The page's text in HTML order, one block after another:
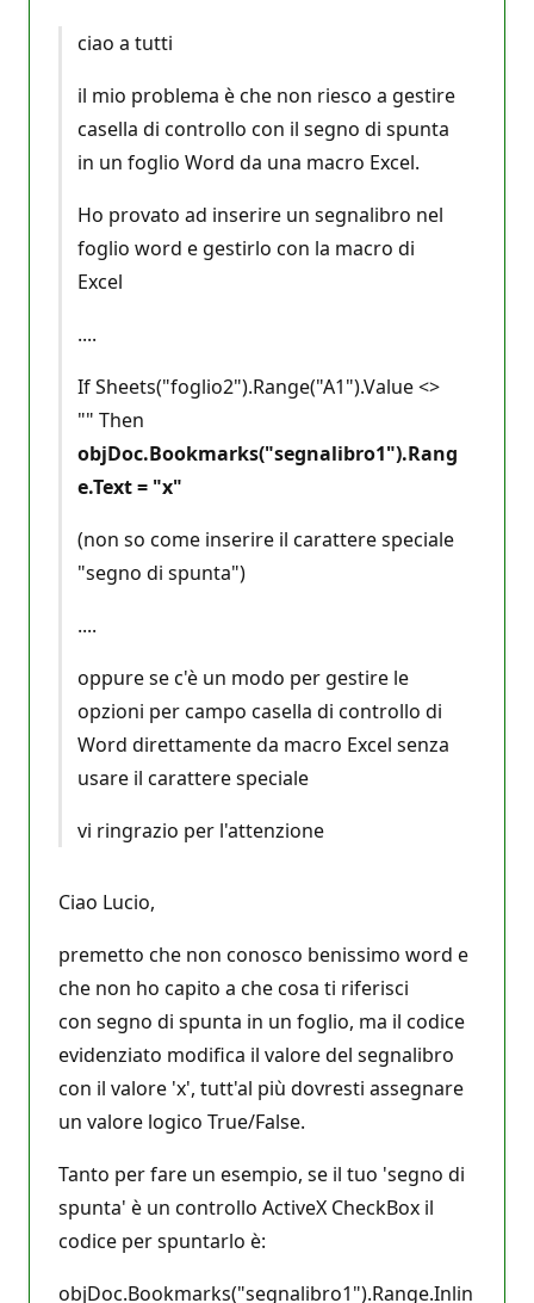
ciao a tutti
il mio problema è che non riesco a gestire
casella di controllo con il segno di spunta
in un foglio Word da una macro Excel.
Ho provato ad inserire un segnalibro nel
foglio word e gestirlo con la macro di
Excel
....
If Sheets("foglio2").Range("A1").Value <>
"" Then
objDoc.Bookmarks("segnalibro1").Rang
e.Text = "x"
(non so come inserire il carattere speciale
"segno di spunta")
....
oppure se c'è un modo per gestire le
opzioni per campo casella di controllo di
Word direttamente da macro Excel senza
usare il carattere speciale
vi ringrazio per l'attenzione
Ciao Lucio,
premetto che non conosco benissimo word e
che non ho capito a che cosa ti riferisci
con segno di spunta in un foglio, ma il codice
evidenziato modifica il valore del segnalibro
con il valore 'x', tutt'al più dovresti assegnare
un valore logico True/False.
Tanto per fare un esempio, se il tuo 'segno di
spunta' è un controllo ActiveX CheckBox il
codice per spuntarlo è:
objDoc.Bookmarks("segnalibro1").Range.Inlin